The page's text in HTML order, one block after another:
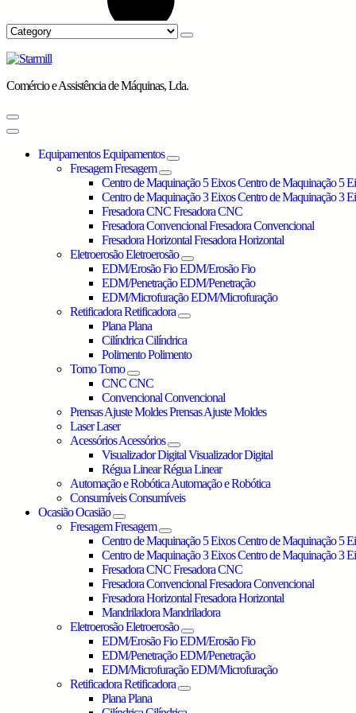
Comércio e Assistência de Máquinas, Lda.
EquipamentosEquipamentos
FresagemFresagem
Centro de Maquinação 5 EixosCentro de Maquinação 5
Centro de Maquinação 3 EixosCentro de Maquinação 3
Fresadora CNCFresadora CNC
Fresadora ConvencionalFresadora Convencional
Fresadora HorizontalFresadora Horizontal
EletroerosãoEletroerosão
EDM/Erosão FioEDM/Erosão Fio
EDM/PenetraçãoEDM/Penetração
EDM/MicrofuraçãoEDM/Microfuração
RetificadoraRetificadora
PlanaPlana
CilíndricaCilíndrica
PolimentoPolimento
TornoTorno
CNCCNC
ConvencionalConvencional
Prensas Ajuste MoldesPrensas Ajuste Moldes
LaserLaser
AcessóriosAcessórios
Visualizador DigitalVisualizador Digital
Régua LinearRégua Linear
Automação e RobóticaAutomação e Robótica
ConsumíveisConsumíveis
OcasiãoOcasião
FresagemFresagem
Centro de Maquinação 5 EixosCentro de Maquinação 5
Centro de Maquinação 3 EixosCentro de Maquinação 3
Fresadora CNCFresadora CNC
Fresadora ConvencionalFresadora Convencional
Fresadora HorizontalFresadora Horizontal
MandriladoraMandriladora
EletroerosãoEletroerosão
EDM/Erosão FioEDM/Erosão Fio
EDM/PenetraçãoEDM/Penetração
EDM/MicrofuraçãoEDM/Microfuração
RetificadoraRetificadora
PlanaPlana